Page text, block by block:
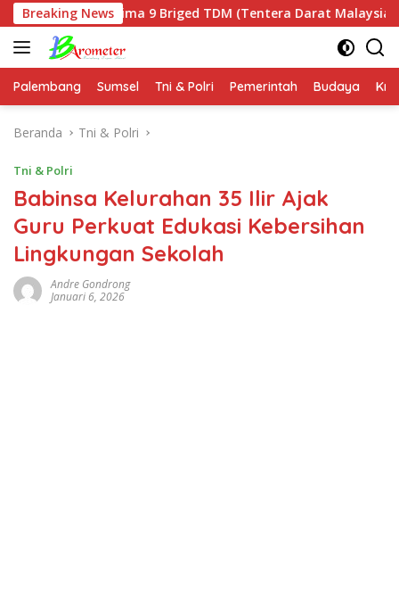
Langsung
ke
konten
Breaking News
9 Briged TDM (Tentera Darat Malaysia) Kunjungi
Palembang Sumsel Tni & Polri Pemerintah Budaya
Beranda Tni & Polri
Tni & Polri
Babinsa Kelurahan 35 Ilir Ajak
Guru Perkuat Edukasi Kebersihan
Lingkungan Sekolah
Andre Gondrong
Januari 6, 2026